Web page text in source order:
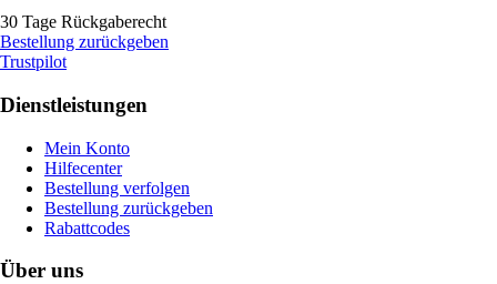
30 Tage Rückgaberecht
Bestellung zurückgeben
Trustpilot
Dienstleistungen
Mein Konto
Hilfecenter
Bestellung verfolgen
Bestellung zurückgeben
Rabattcodes
Über uns